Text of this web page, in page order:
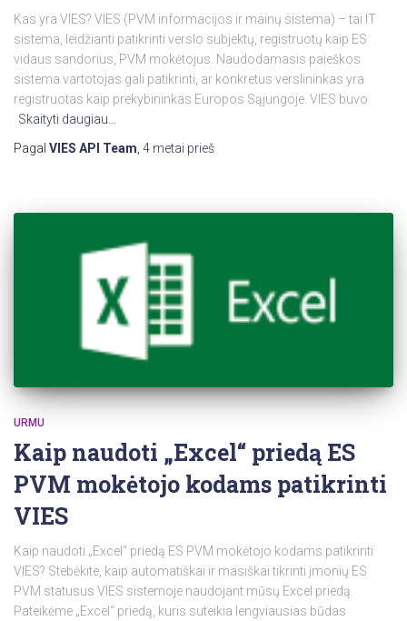
Kas yra VIES? VIES (PVM informacijos ir mainų sistema) – tai IT
sistema, leidžianti patikrinti verslo subjektų, registruotų kaip ES
vidaus sandorius, PVM mokėtojus. Naudodamasis paieškos
sistema vartotojas gali patikrinti, ar konkretus verslininkas yra
registruotas kaip prekybininkas Europos Sąjungoje. VIES buvo
Skaityti daugiau…
Pagal VIES API Team 4 metai prieš
URMU
Kaip naudoti „Excel“ priedą ES
PVM mokėtojo kodams patikrinti
VIES
Kaip naudoti „Excel“ priedą ES PVM mokėtojo kodams patikrinti
VIES? Stebėkite, kaip automatiškai ir masiškai tikrinti įmonių ES
PVM statusus VIES sistemoje naudojant mūsų Excel priedą.
Pateikėme „Excel“ priedą, kuris suteikia lengviausias būdas